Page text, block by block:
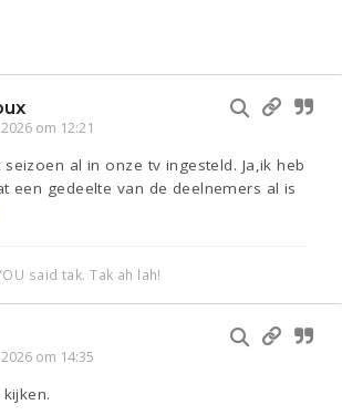
om 12:21
al in onze tv ingesteld. Ja,ik heb
een gedeelte van de deelnemers al is
said tak. Tak ah lah!
om 14:35